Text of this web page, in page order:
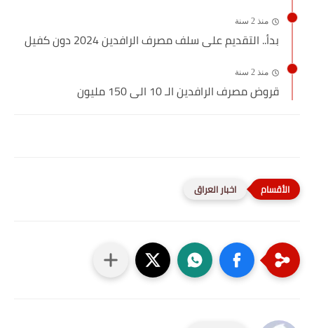
منذ 2 سنة
بدأ.. التقديم على سلف مصرف الرافدين 2024 دون كفيل
منذ 2 سنة
قروض مصرف الرافدين الـ 10 الى 150 مليون
اخبار العراق